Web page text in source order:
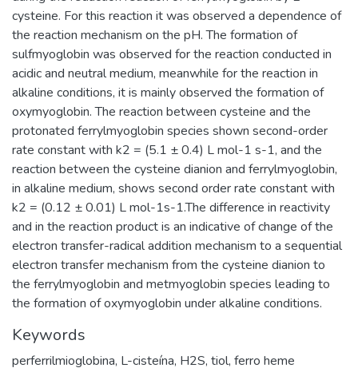
cysteine. For this reaction it was observed a dependence of
the reaction mechanism on the pH. The formation of
sulfmyoglobin was observed for the reaction conducted in
acidic and neutral medium, meanwhile for the reaction in
alkaline conditions, it is mainly observed the formation of
oxymyoglobin. The reaction between cysteine and the
protonated ferrylmyoglobin species shown second-order
rate constant with k2 = (5.1 ± 0.4) L mol-1 s-1, and the
reaction between the cysteine dianion and ferrylmyoglobin,
in alkaline medium, shows second order rate constant with
k2 = (0.12 ± 0.01) L mol-1s-1.The difference in reactivity
and in the reaction product is an indicative of change of the
electron transfer-radical addition mechanism to a sequential
electron transfer mechanism from the cysteine dianion to
the ferrylmyoglobin and metmyoglobin species leading to
the formation of oxymyoglobin under alkaline conditions.
Keywords
perferrilmioglobina, L-cisteína, H2S, tiol, ferro heme